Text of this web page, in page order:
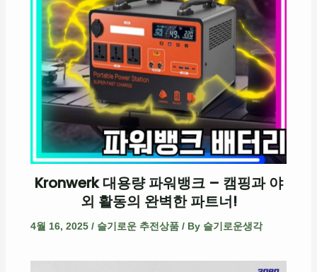
Kronwerk 대용량 파워뱅크 – 캠핑과 야
외 활동의 완벽한 파트너!
4월 16, 2025 / 슬기로운 추전상품/ By 슬기로운생각